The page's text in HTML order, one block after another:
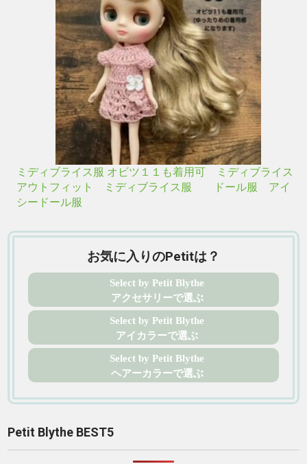
ミディブライス服 オビツ１１も着用可 ミディブライス
アウトフィット ミディブライス服 ドール服 アイ
シードール服
お気に入りのPetitは？
Select by Petit Blythe
アクセサリーで選ぶ
Select by Petit Blythe
アイカラーで選ぶ
Select by Petit Blythe
ヘアーカラーで選ぶ
Petit Blythe BEST5